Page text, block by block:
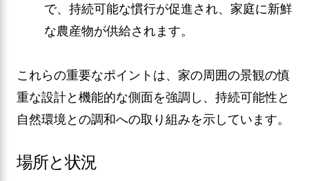
で、持続可能な慣行が促進され、家庭に新鮮
な農産物が供給されます。
これらの重要なポイントは、家の周囲の景観の慎
重な設計と機能的な側面を強調し、持続可能性と
自然環境との調和への取り組みを示しています。
場所と状況